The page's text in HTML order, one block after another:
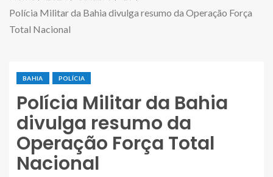
Polícia Militar da Bahia divulga resumo da Operação Força
Total Nacional
BAHIA POLÍCIA
Polícia Militar da Bahia
divulga resumo da
Operação Força Total
Nacional